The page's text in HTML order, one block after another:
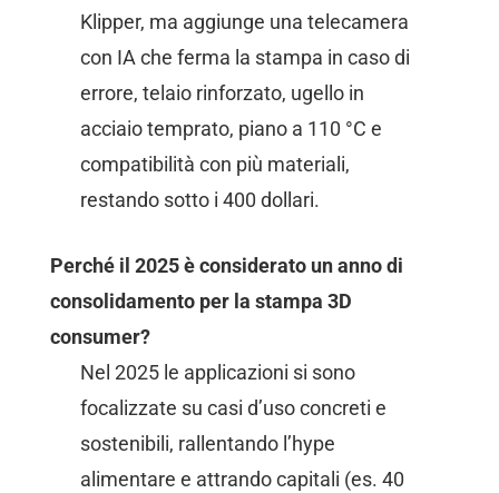
Klipper, ma aggiunge una telecamera
con IA che ferma la stampa in caso di
errore, telaio rinforzato, ugello in
acciaio temprato, piano a 110 °C e
compatibilità con più materiali,
restando sotto i 400 dollari.
Perché il 2025 è considerato un anno di
consolidamento per la stampa 3D
consumer?
Nel 2025 le applicazioni si sono
focalizzate su casi d’uso concreti e
sostenibili, rallentando l’hype
alimentare e attrando capitali (es. 40